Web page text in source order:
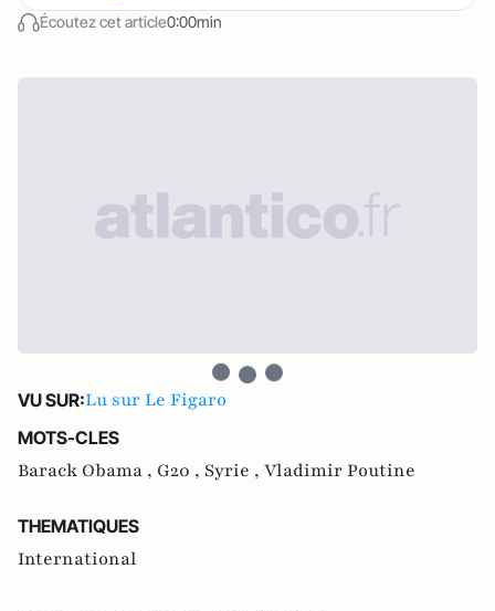
Écoutez cet article0:00min
VU SUR:Lu sur Le Figaro
MOTS-CLES
Barack Obama , G20 , Syrie , Vladimir Poutine
THEMATIQUES
International